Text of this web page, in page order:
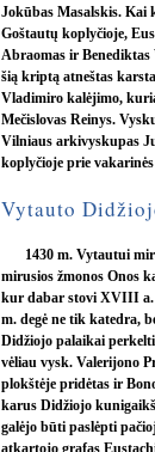
Jokūbas Masalskis. Kai
Goštautų koplyčioje,
Abraomas ir
šią kriptą atneštas
Vladimiro kalėjimo,
Mečislovas Reinys.
Vilniaus arkivyskupas
koplyčioje prie vakarinės
Vytauto
1430 m. Vytautui
mirusios žmonos Onos
kur dabar stovi XVIII a.
m. degė ne tik katedra,
Didžiojo palaikai
vėliau vysk. Valerijono
plokštėje pridėtas ir
karus Didžiojo
galėjo būti paslėpti
atkartojo grafas